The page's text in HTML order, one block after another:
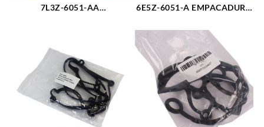
7L3Z-6051-AA
6E5Z-6051-A EMPACADURA
FUSION 3.0L 08-09 (3177)